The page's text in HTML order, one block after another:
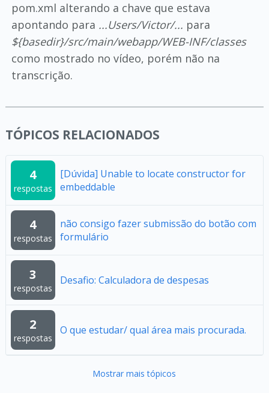
pom.xml alterando a chave que estava
apontando para ...Users/Victor/... para
${basedir}/src/main/webapp/WEB-INF/classes
como mostrado no vídeo, porém não na
transcrição.
TÓPICOS RELACIONADOS
4
respostas
[Dúvida] Unable to locate constructor for
embeddable
4
respostas
não consigo fazer submissão do botão com
formulário
3
respostas
Desafio: Calculadora de despesas
2
respostas
O que estudar/ qual área mais procurada.
Mostrar mais tópicos